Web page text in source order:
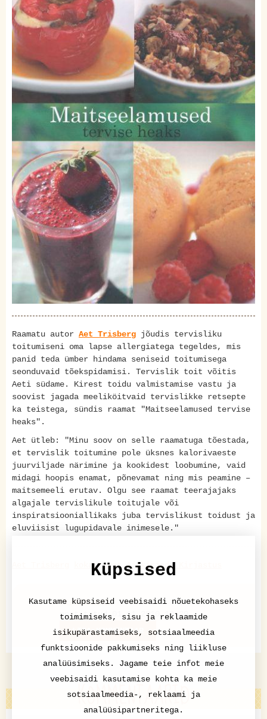
Raamatu autor Aet Trisberg jõudis tervisliku
toitumiseni oma lapse allergiatega tegeldes, mis
panid teda ümber hindama seniseid toitumisega
seonduvaid tõekspidamisi. Tervislik toit võitis
Aeti südame. Kirest toidu valmistamise vastu ja
soovist jagada meeliköitvaid tervislikke retsepte
ka teistega, sündis raamat "Maitseelamused tervise
heaks".
Aet ütleb: "Minu soov on selle raamatuga tõestada,
et tervislik toitumine pole üksnes kalorivaeste
juurviljade närimine ja kookidest loobumine, vaid
midagi hoopis enamat, põnevamat ning mis peamine –
maitsemeeli erutav. Olgu see raamat teerajajaks
algajale tervislikule toitujale või
inspiratsiooniallikaks juba tervislikust toidust ja
eluviisist lugupidavale inimesele."
kokaraamat Ajakirjade Kirjastus
Pressiteade
postitatud 01.11.2010 10:29
LISA KOMMENTAAR
KOMMENTAARID
Küpsised
Kasutame küpsiseid veebisaidi nõuetekohaseks
toimimiseks, sisu ja reklaamide
isikupärastamiseks, sotsiaalmeedia
funktsioonide pakkumiseks ning liikluse
analüüsimiseks. Jagame teie infot meie
veebisaidi kasutamise kohta ka meie
sotsiaalmeedia-, reklaami ja
analüüsipartneritega.